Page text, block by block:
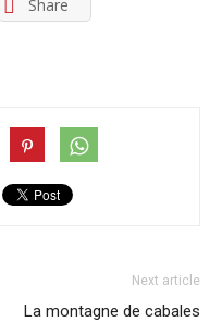
Share
Next article
La montagne de cabales